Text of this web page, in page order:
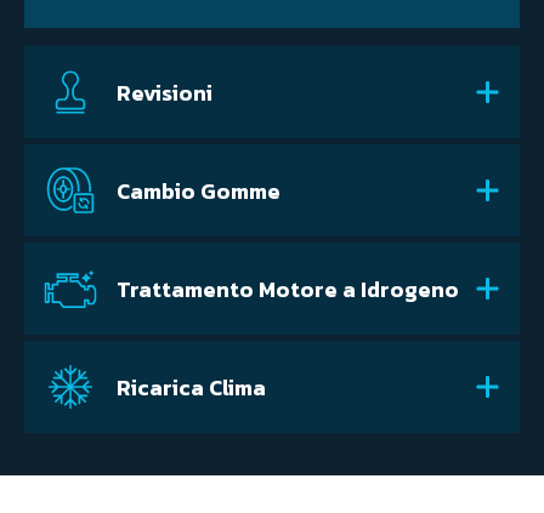
Revisioni
Cambio Gomme
Trattamento Motore a Idrogeno
Ricarica Clima